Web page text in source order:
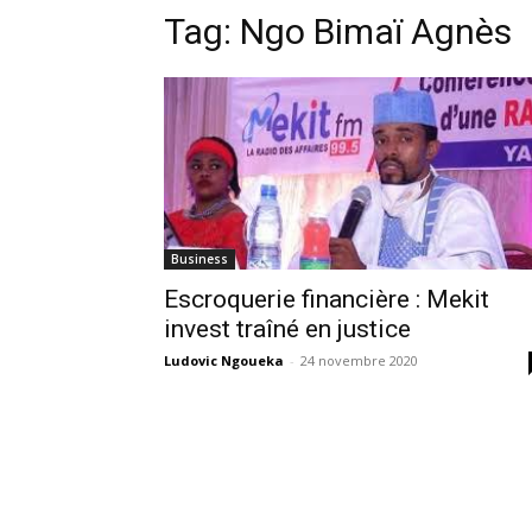
Tag: Ngo Bimaï Agnès
Business
Escroquerie financière : Mekit
invest traîné en justice
Ludovic Ngoueka - 24 novembre 2020